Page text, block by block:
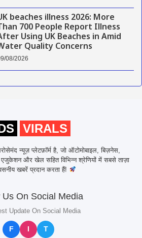
beaches illness 2026: More
700 People Report Illness
Using UK Beaches in Amid
Quality Concerns
08/2026
VIRALS
न्यूज़ प्लेटफ़ॉर्म है, जो ऑटोमोबाइल, बिज़नेस,
और खेल सहित विभिन्न श्रेणियों में सबसे ताज़ा
खबरें प्रदान करता हैं!
Us On Social Media
Update On Social Media
F I T